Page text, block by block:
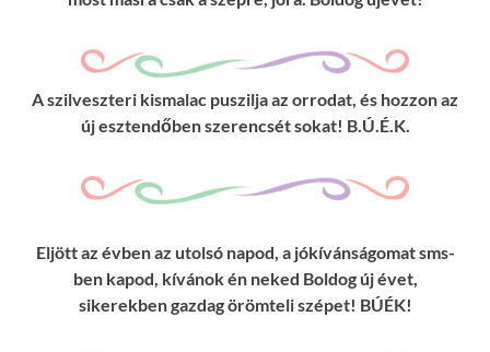
A szilveszteri kismalac puszilja az orrodat, és hozzon az
új esztendőben szerencsét sokat! B.Ú.É.K.
Eljött az évben az utolsó napod, a jókívánságomat sms-
ben kapod, kívánok én neked Boldog új évet,
sikerekben gazdag örömteli szépet! BÚÉK!